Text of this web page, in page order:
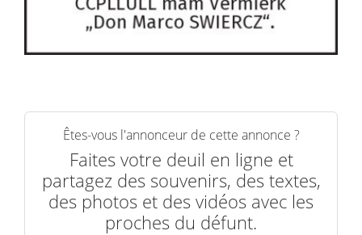
Êtes-vous l'annonceur de cette annonce ?
Faites votre deuil en ligne et
partagez des souvenirs, des textes,
des photos et des vidéos avec les
proches du défunt.